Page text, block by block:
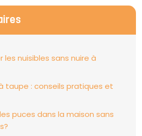
nuisibles sans nuire à
taupe : conseils pratiques et
puces dans la maison sans